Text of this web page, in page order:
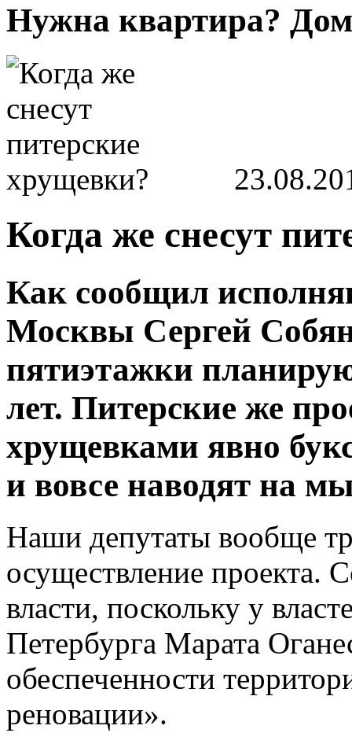
Нужна квартира?
Когда же снесут
Как сообщил
Москвы Сергей
пятиэтажки
лет. Питерские же
хрущевками явно
и вовсе наводят на
Наши депутаты вообще
осуществление проекта.
власти, поскольку у
Петербурга Марата
обеспеченности
реновации».